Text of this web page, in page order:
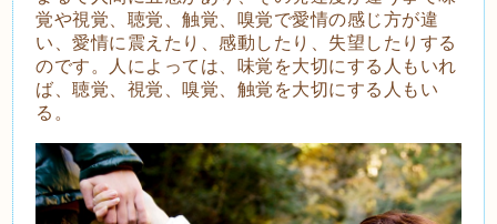
覚や視覚、聴覚、触覚、嗅覚で愛情の感じ方が違
い、愛情に震えたり、感動したり、失望したりする
のです。人によっては、味覚を大切にする人もいれ
ば、聴覚、視覚、嗅覚、触覚を大切にする人もい
る。